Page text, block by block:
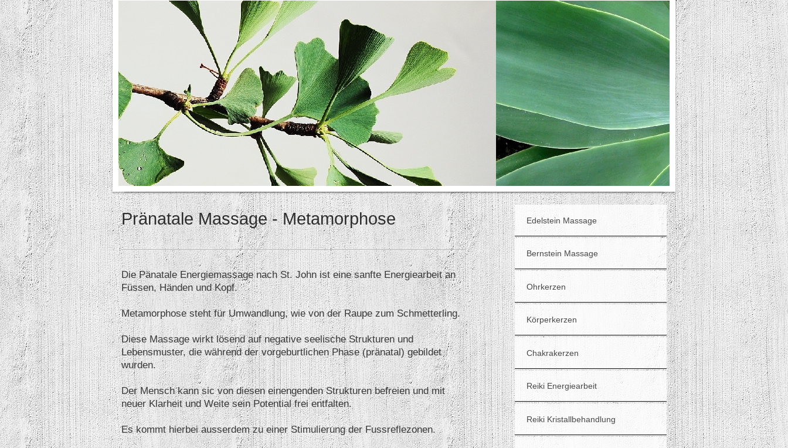
Pränatale Massage - Metamorphose
Die Pänatale Energiemassage nach St. John ist eine sanfte Energiearbeit an
Füssen, Händen und Kopf.
Metamorphose steht für Umwandlung, wie von der Raupe zum Schmetterling.
Diese Massage wirkt lösend auf negative seelische Strukturen und
Lebensmuster, die während der vorgeburtlichen Phase (pränatal) gebildet
wurden.
Der Mensch kann sic von diesen einengenden Strukturen befreien und mit
neuer Klarheit und Weite sein Potential frei entfalten.
Es kommt hierbei ausserdem zu einer Stimulierung der Fussreflezonen.
Edelstein Massage
Bernstein Massage
Ohrkerzen
Körperkerzen
Chakrakerzen
Reiki Energiearbeit
Reiki Kristallbehandlung